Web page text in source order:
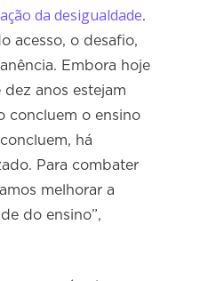
da desigualdade.
acesso, o desafio,
Embora hoje
dez anos estejam
concluem o ensino
há
Para combater
melhorar a
do ensino”,